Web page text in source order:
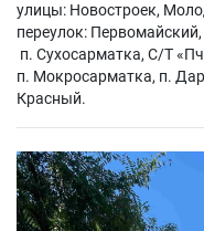
улицы: Новостроек,
переулок:
п. Сухосарматка, С/Т
п. Мокросарматка, п.
Красный.